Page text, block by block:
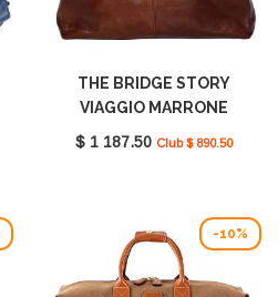
THE BRIDGE STORY
VIAGGIO MARRONE
07522001 14
$ 1 187.50 Club $ 890.50
-10%